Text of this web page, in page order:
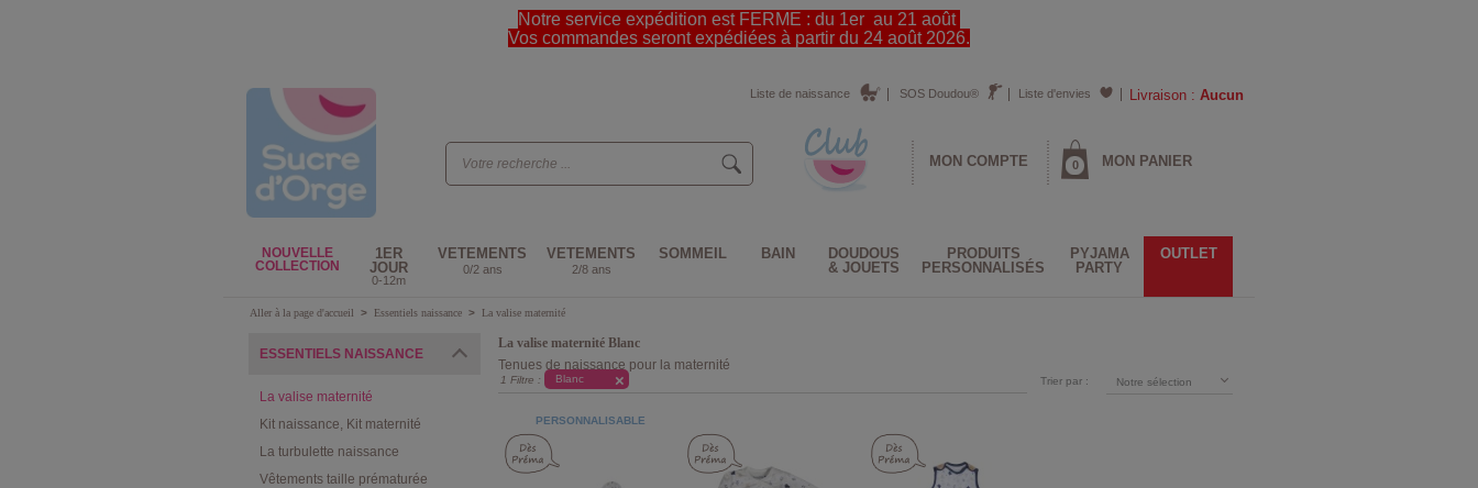
Notre service expédition est FERME : du 1er au 21 août
Vos commandes seront expédiées à partir du 24 août 2026.
Livraison : Aucun
Liste d'envies
SOS Doudou®
Liste de naissance
MON COMPTE 0 MON PANIER
NOUVELLE
COLLECTION
1ER
JOUR
0-12m
VETEMENTS
0/2 ans
VETEMENTS
2/8 ans
SOMMEIL BAIN
DOUDOUS
& JOUETS
PRODUITS
PERSONNALISÉS
PYJAMA
PARTY
OUTLET
Aller à la page d'accueil > Essentiels naissance > La valise maternité
ESSENTIELS NAISSANCE
La valise maternité
Kit naissance, Kit maternité
La turbulette naissance
Vêtements taille prématurée
La valise maternité Blanc
Tenues de naissance pour la maternité
1 Filtre : Blanc Trier par : Notre sélection
PERSONNALISABLE